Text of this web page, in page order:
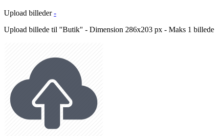
Upload billeder -
Upload billede til "Butik" - Dimension 286x203 px - Maks 1 billede